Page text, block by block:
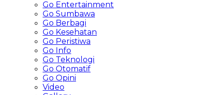
Go Entertainment
Go Sumbawa
Go Berbagi
Go Kesehatan
Go Peristiwa
Go Info
Go Teknologi
Go Otomatif
Go Opini
Video